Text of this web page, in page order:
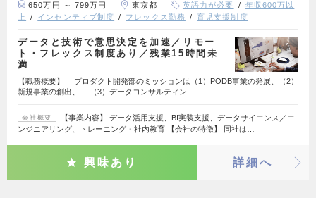
650万円 ～ 799万円 東京都 英語力が必要
年収600万以
上
インセンティブ制度 フレックス勤務 育児支援制度
データと技術で意思決定を加速／リモー
ト・フレックス制度あり／残業15時間未
満
【職務概要】 プロダクト開発部のミッションは（1）PODB事業の発展、（2）
新規事業の創出、 （3）データコンサルティン…
会社概要
【事業内容】 データ活用支援、BI実装支援、データサイエンス／エ
ンジニアリング、トレーニング・社内教育 【会社の特徴】 同社は…
興味あり 詳細へ